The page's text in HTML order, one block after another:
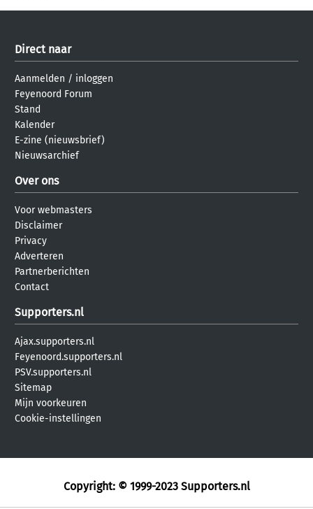
Direct naar
Aanmelden / inloggen
Feyenoord Forum
Stand
Kalender
E-zine (nieuwsbrief)
Nieuwsarchief
Over ons
Voor webmasters
Disclaimer
Privacy
Adverteren
Partnerberichten
Contact
Supporters.nl
Ajax.supporters.nl
Feyenoord.supporters.nl
PSV.supporters.nl
Sitemap
Mijn voorkeuren
Cookie-instellingen
Copyright: © 1999-2023 Supporters.nl